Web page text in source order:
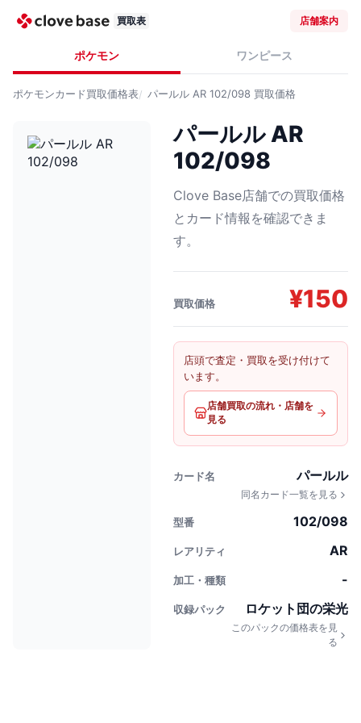
買取表 店舗案内
ポケモン ワンピース
ポケモンカード買取価格表 パールル AR 102/098 買取価格
パールル AR
102/098
Clove Base店舗での買取価格
とカード情報を確認できま
す。
買取価格 ¥150
店頭で査定・買取を受け付けて
います。
店舗買取の流れ・店舗を
見る
カード名 パールル
同名カード一覧を見る
型番 102/098
レアリティ AR
加工・種類 -
収録パック ロケット団の栄光
このパックの価格表を見
る